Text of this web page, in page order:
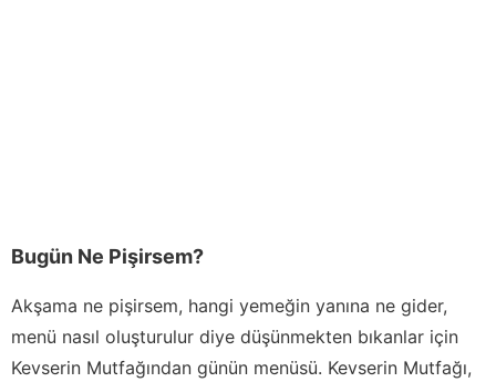
Bugün Ne Pişirsem?
Akşama ne pişirsem, hangi yemeğin yanına ne gider,
menü nasıl oluşturulur diye düşünmekten bıkanlar için
Kevserin Mutfağından günün menüsü. Kevserin Mutfağı,